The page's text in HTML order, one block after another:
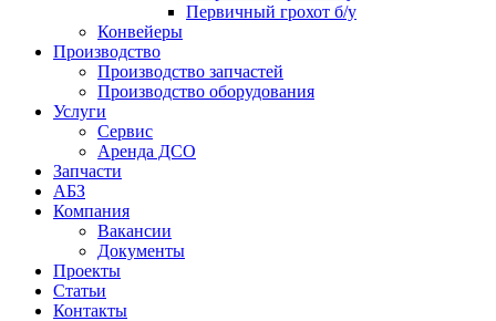
Первичный грохот б/у
Конвейеры
Производство
Производство запчастей
Производство оборудования
Услуги
Сервис
Аренда ДСО
Запчасти
АБЗ
Компания
Вакансии
Документы
Проекты
Статьи
Контакты